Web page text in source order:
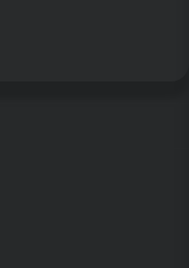
med retro, filmfoto,